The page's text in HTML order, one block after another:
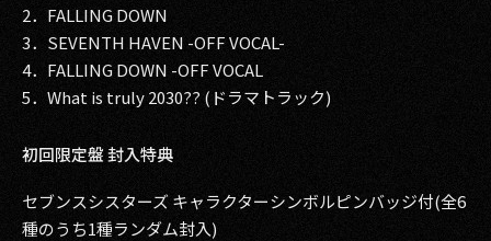
2．FALLING DOWN
3．SEVENTH HAVEN -OFF VOCAL-
4．FALLING DOWN -OFF VOCAL
5．What is truly 2030?? (ドラマトラック)
初回限定盤 封入特典
セブンスシスターズ キャラクターシンボルピンバッジ付(全6
種のうち1種ランダム封入)